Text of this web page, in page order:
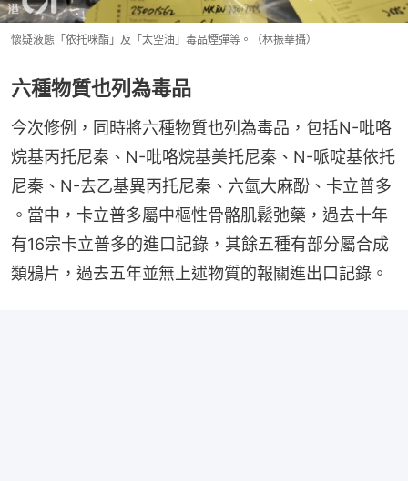
懷疑液態「依托咪酯」及「太空油」毒品煙彈等。（林振華攝）
六種物質也列為毒品
今次修例，同時將六種物質也列為毒品，包括N-吡咯
烷基丙托尼秦、N-吡咯烷基美托尼秦、N-哌啶基依托
尼秦、N-去乙基異丙托尼秦、六氫大麻酚、卡立普多
。當中，卡立普多屬中樞性骨骼肌鬆弛藥，過去十年
有16宗卡立普多的進口記錄，其餘五種有部分屬合成
類鴉片，過去五年並無上述物質的報關進出口記錄。